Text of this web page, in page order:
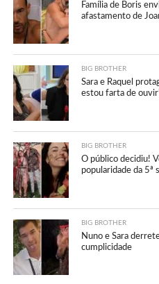
Família de Boris
afastamento de
BIG BROTHER
Sara e Raquel
estou farta de
BIG BROTHER
O público decidiu!
popularidade da 5ª
BIG BROTHER
Nuno e Sara
cumplicidade